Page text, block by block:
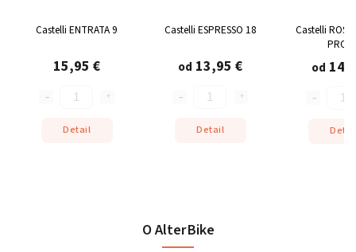
Castelli ENTRATA 9
15,95 €
Detail
Castelli ESPRESSO 18
od 13,95 €
Detail
Castelli
PRO
od
O AlterBike